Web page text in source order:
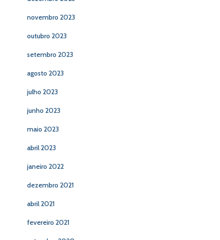
novembro 2023
outubro 2023
setembro 2023
agosto 2023
julho 2023
junho 2023
maio 2023
abril 2023
janeiro 2022
dezembro 2021
abril 2021
fevereiro 2021